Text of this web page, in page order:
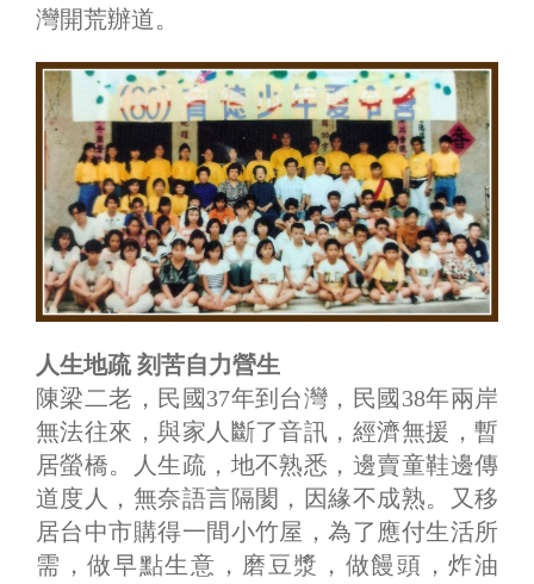
灣開荒辦道。
人生地疏 刻苦自力營生
陳梁二老，民國37年到台灣，民國38年兩岸
無法往來，與家人斷了音訊，經濟無援，暫
居螢橋。人生疏，地不熟悉，邊賣童鞋邊傳
道度人，無奈語言隔閡，因緣不成熟。又移
居台中市購得一間小竹屋，為了應付生活所
需，做早點生意，磨豆漿，做饅頭，炸油